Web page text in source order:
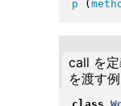
p
(
call を定
を渡す例